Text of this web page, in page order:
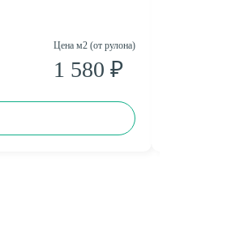
Цена м2 (от рулона)
1 580 ₽